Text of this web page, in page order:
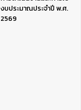
งบประมาณประจำปี พ.ศ.
2569